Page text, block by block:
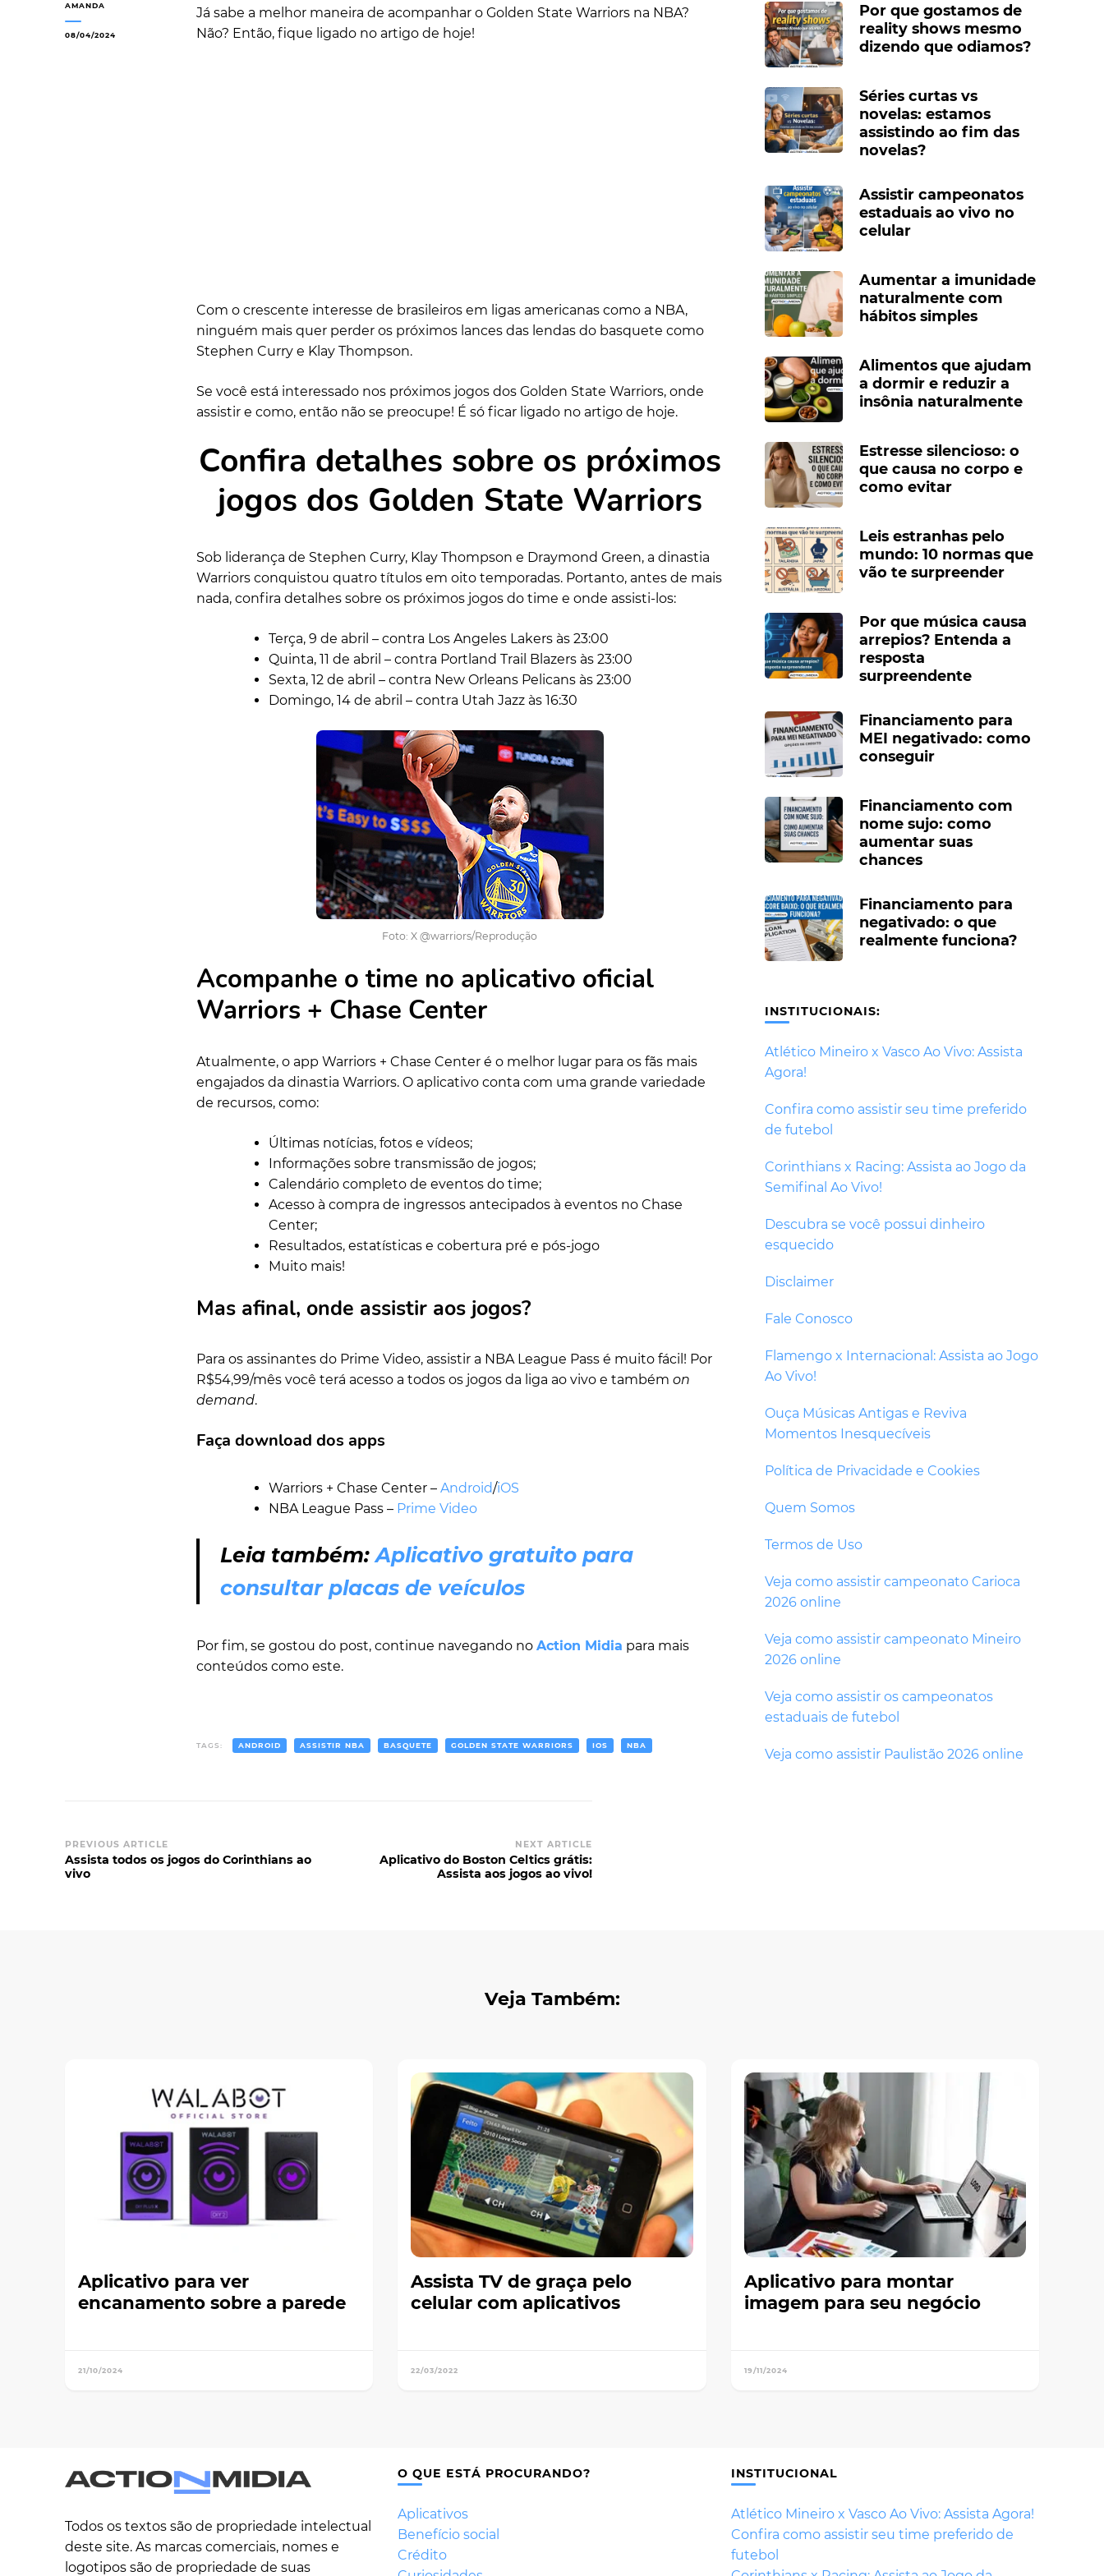
AMANDA
08/04/2024
Já sabe a melhor maneira de acompanhar o Golden State Warriors na NBA?
Não? Então, fique ligado no artigo de hoje!
Com o crescente interesse de brasileiros em ligas americanas como a NBA,
ninguém mais quer perder os próximos lances das lendas do basquete como
Stephen Curry e Klay Thompson.
Se você está interessado nos próximos jogos dos Golden State Warriors, onde
assistir e como, então não se preocupe! É só ficar ligado no artigo de hoje.
Confira detalhes sobre os próximos
jogos dos Golden State Warriors
Sob liderança de Stephen Curry, Klay Thompson e Draymond Green, a dinastia
Warriors conquistou quatro títulos em oito temporadas. Portanto, antes de mais
nada, confira detalhes sobre os próximos jogos do time e onde assisti-los:
Terça, 9 de abril – contra Los Angeles Lakers às 23:00
Quinta, 11 de abril – contra Portland Trail Blazers às 23:00
Sexta, 12 de abril – contra New Orleans Pelicans às 23:00
Domingo, 14 de abril – contra Utah Jazz às 16:30
Foto: X @warriors/Reprodução
Acompanhe o time no aplicativo oficial
Warriors + Chase Center
Atualmente, o app Warriors + Chase Center é o melhor lugar para os fãs mais
engajados da dinastia Warriors. O aplicativo conta com uma grande variedade
de recursos, como:
Últimas notícias, fotos e vídeos;
Informações sobre transmissão de jogos;
Calendário completo de eventos do time;
Acesso à compra de ingressos antecipados à eventos no Chase
Center;
Resultados, estatísticas e cobertura pré e pós-jogo
Muito mais!
Mas afinal, onde assistir aos jogos?
Para os assinantes do Prime Video, assistir a NBA League Pass é muito fácil! Por
R$54,99/mês você terá acesso a todos os jogos da liga ao vivo e também on
demand.
Faça download dos apps
Warriors + Chase Center – Android/iOS
NBA League Pass – Prime Video
Leia também:Aplicativo gratuito para
consultar placas de veículos
Por fim, se gostou do post, continue navegando no Action Midia para mais
conteúdos como este.
TAGS: ANDROID ASSISTIR NBA BASQUETE GOLDEN STATE WARRIORS IOS NBA
PREVIOUS ARTICLE
Assista todos os jogos do Corinthians ao
vivo
NEXT ARTICLE
Aplicativo do Boston Celtics grátis:
Assista aos jogos ao vivo!
Por que gostamos de
reality shows mesmo
dizendo que odiamos?
Séries curtas vs
novelas: estamos
assistindo ao fim das
novelas?
Assistir campeonatos
estaduais ao vivo no
celular
Aumentar a imunidade
naturalmente com
hábitos simples
Alimentos que ajudam
a dormir e reduzir a
insônia naturalmente
Estresse silencioso: o
que causa no corpo e
como evitar
Leis estranhas pelo
mundo: 10 normas que
vão te surpreender
Por que música causa
arrepios? Entenda a
resposta
surpreendente
Financiamento para
MEI negativado: como
conseguir
Financiamento com
nome sujo: como
aumentar suas
chances
Financiamento para
negativado: o que
realmente funciona?
INSTITUCIONAIS:
Atlético Mineiro x Vasco Ao Vivo: Assista
Agora!
Confira como assistir seu time preferido
de futebol
Corinthians x Racing: Assista ao Jogo da
Semifinal Ao Vivo!
Descubra se você possui dinheiro
esquecido
Disclaimer
Fale Conosco
Flamengo x Internacional: Assista ao Jogo
Ao Vivo!
Ouça Músicas Antigas e Reviva
Momentos Inesquecíveis
Política de Privacidade e Cookies
Quem Somos
Termos de Uso
Veja como assistir campeonato Carioca
2026 online
Veja como assistir campeonato Mineiro
2026 online
Veja como assistir os campeonatos
estaduais de futebol
Veja como assistir Paulistão 2026 online
Veja Também:
Aplicativo para ver
encanamento sobre a parede
21/10/2024
Assista TV de graça pelo
celular com aplicativos
22/03/2022
Aplicativo para montar
imagem para seu negócio
19/11/2024
Todos os textos são de propriedade intelectual
deste site. As marcas comerciais, nomes e
logotipos são de propriedade de suas
O QUE ESTÁ PROCURANDO?
Aplicativos
Benefício social
Crédito
INSTITUCIONAL
Atlético Mineiro x Vasco Ao Vivo: Assista Agora!
Confira como assistir seu time preferido de
futebol